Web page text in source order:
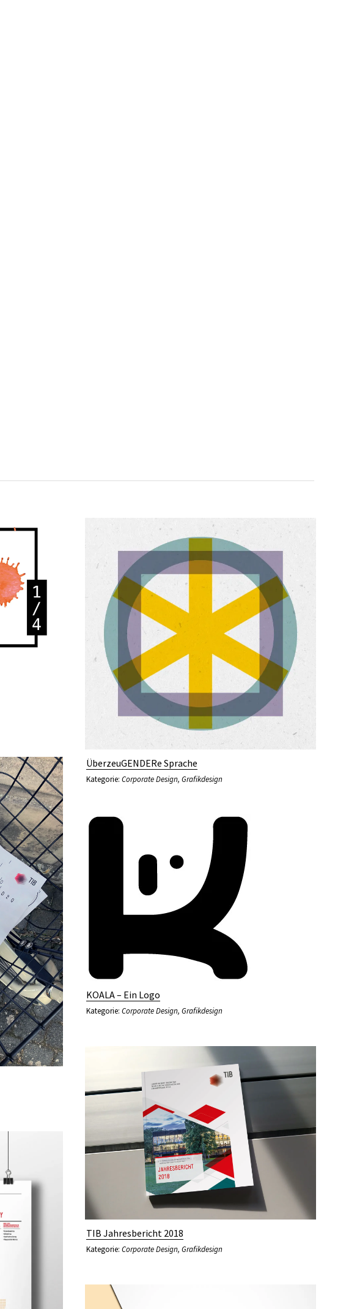
ÜberzeuGENDERe Sprache
Kategorie: Corporate Design, Grafikdesign
KOALA – Ein Logo
Kategorie: Corporate Design, Grafikdesign
TIB Jahresbericht 2018
Kategorie: Corporate Design, Grafikdesign